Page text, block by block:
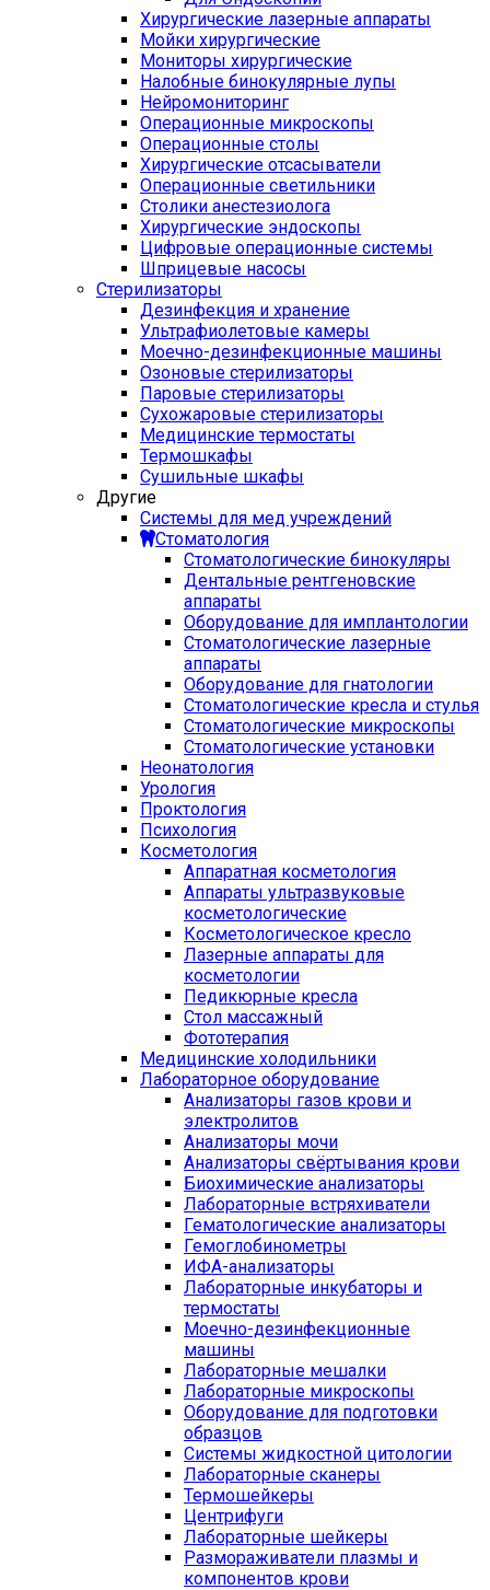
Хирургические лазерные аппараты
Мойки хирургические
Мониторы хирургические
Налобные бинокулярные лупы
Нейромониторинг
Операционные микроскопы
Операционные столы
Хирургические отсасыватели
Операционные светильники
Столики анестезиолога
Хирургические эндоскопы
Цифровые операционные системы
Шприцевые насосы
Стерилизаторы
Дезинфекция и хранение
Ультрафиолетовые камеры
Моечно-дезинфекционные машины
Озоновые стерилизаторы
Паровые стерилизаторы
Сухожаровые стерилизаторы
Медицинские термостаты
Термошкафы
Сушильные шкафы
Другие
Системы для мед учреждений
Стоматология
Стоматологические бинокуляры
Дентальные рентгеновские
аппараты
Оборудование для имплантологии
Стоматологические лазерные
аппараты
Оборудование для гнатологии
Стоматологические кресла и стулья
Стоматологические микроскопы
Стоматологические установки
Неонатология
Урология
Проктология
Психология
Косметология
Аппаратная косметология
Аппараты ультразвуковые
косметологические
Косметологическое кресло
Лазерные аппараты для
косметологии
Педикюрные кресла
Стол массажный
Фототерапия
Медицинские холодильники
Лабораторное оборудование
Анализаторы газов крови и
электролитов
Анализаторы мочи
Анализаторы свёртывания крови
Биохимические анализаторы
Лабораторные встряхиватели
Гематологические анализаторы
Гемоглобинометры
ИФА-анализаторы
Лабораторные инкубаторы и
термостаты
Моечно-дезинфекционные
машины
Лабораторные мешалки
Лабораторные микроскопы
Оборудование для подготовки
образцов
Системы жидкостной цитологии
Лабораторные сканеры
Термошейкеры
Центрифуги
Лабораторные шейкеры
Размораживатели плазмы и
компонентов крови